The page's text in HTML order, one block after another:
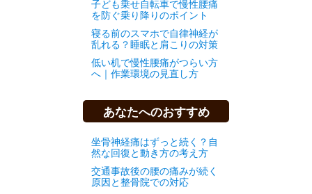
子ども乗せ自転車で慢性腰痛
を防ぐ乗り降りのポイント
寝る前のスマホで自律神経が
乱れる？睡眠と肩こりの対策
低い机で慢性腰痛がつらい方
へ｜作業環境の見直し方
あなたへのおすすめ
坐骨神経痛はずっと続く？自
然な回復と動き方の考え方
交通事故後の腰の痛みが続く
原因と整骨院での対応